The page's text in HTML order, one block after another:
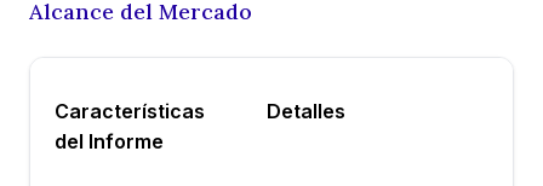
Alcance del Mercado
Características
del Informe
Detalles